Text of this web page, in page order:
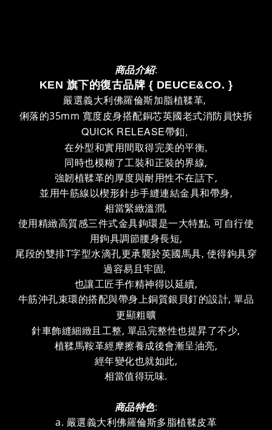
商品介紹:
KEN 旗下的復古品牌 { DEUCE&CO. }
嚴選義大利佛羅倫斯加脂植鞣革,
俐落的35mm 寬度皮身搭配銅芯英國老式消防員快拆
QUICK RELEASE帶釦,
在外型和實用間取得完美的平衡,
同時也模糊了工裝和正裝的界線,
強韌植鞣革的厚度與耐用性不在話下,
並用牛筋線以楔形針步手縫連結金具和帶身,
相當緊緻溫潤,
使用精緻高質感三件式金具鉤環是一大特點, 可自行使
用鉤具調節腰身長短,
尾段的雙排T字型水滴孔更承襲於英國馬具, 使得鉤具穿
過容易且牢固,
也讓工匠手作精神得以延續,
牛筋沖孔束環的搭配與帶身上銅質銀貝釘的設計, 單品
更顯粗曠
針車飾縫細緻且工整, 單品完整性也提昇了不少,
植鞣馬鞍革經摩擦養成後會漸呈油亮,
經年變化也就如此,
相當值得玩味.
商品特色:
a. 嚴選義大利佛羅倫斯多脂植鞣皮革